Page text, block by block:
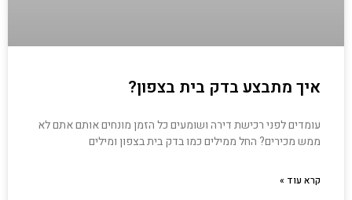
איך מתבצע בדק בית בצפון?
עומדים לפני רכישת דירה ושומעים כל הזמן מונחים אותם אתם לא
ממש מכירים? החל ממילים כמו בדק בית בצפון ומילים
קרא עוד »